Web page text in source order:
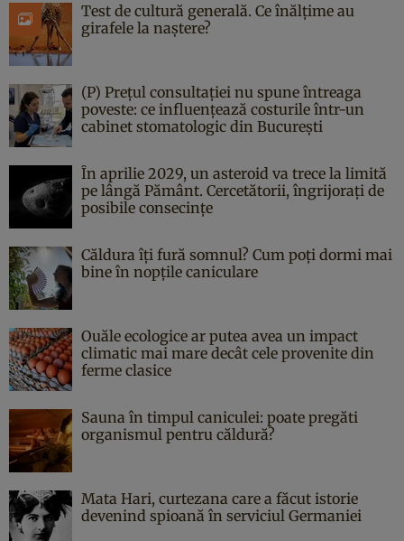
Test de cultură generală. Ce înălțime au
girafele la naștere?
(P) Prețul consultației nu spune întreaga
poveste: ce influențează costurile într-un
cabinet stomatologic din București
În aprilie 2029, un asteroid va trece la limită
pe lângă Pământ. Cercetătorii, îngrijorați de
posibile consecințe
Căldura îți fură somnul? Cum poți dormi mai
bine în nopțile caniculare
Ouăle ecologice ar putea avea un impact
climatic mai mare decât cele provenite din
ferme clasice
Sauna în timpul caniculei: poate pregăti
organismul pentru căldură?
Mata Hari, curtezana care a făcut istorie
devenind spioană în serviciul Germaniei